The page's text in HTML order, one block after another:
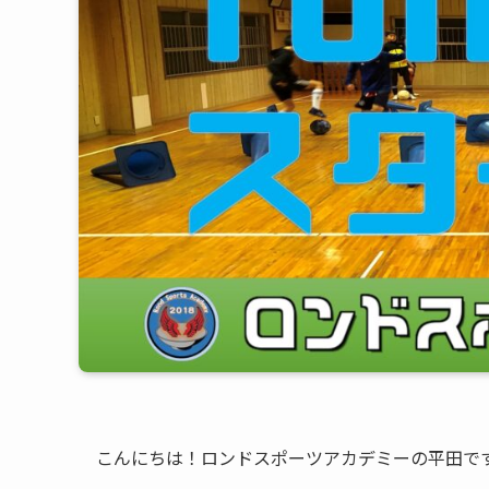
こんにちは！ロンドスポーツアカデミーの平田で